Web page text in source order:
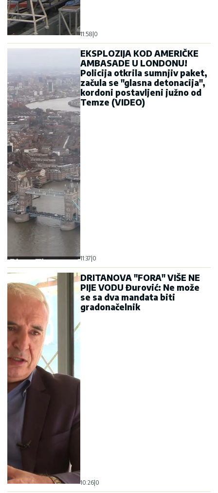
11:58 0
EKSPLOZIJA KOD AMERIČKE
AMBASADE U LONDONU!
Policija otkrila sumnjiv paket,
začula se "glasna detonacija",
kordoni postavljeni južno od
Temze (VIDEO)
11:37 0
DRITANOVA "FORA" VIŠE NE
PIJE VODU Đurović: Ne može
se sa dva mandata biti
gradonačelnik
10:26 0